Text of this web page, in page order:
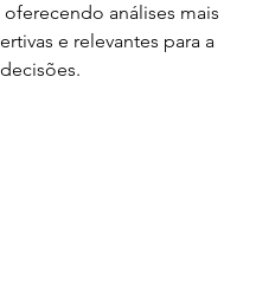
análises mais
e relevantes para a